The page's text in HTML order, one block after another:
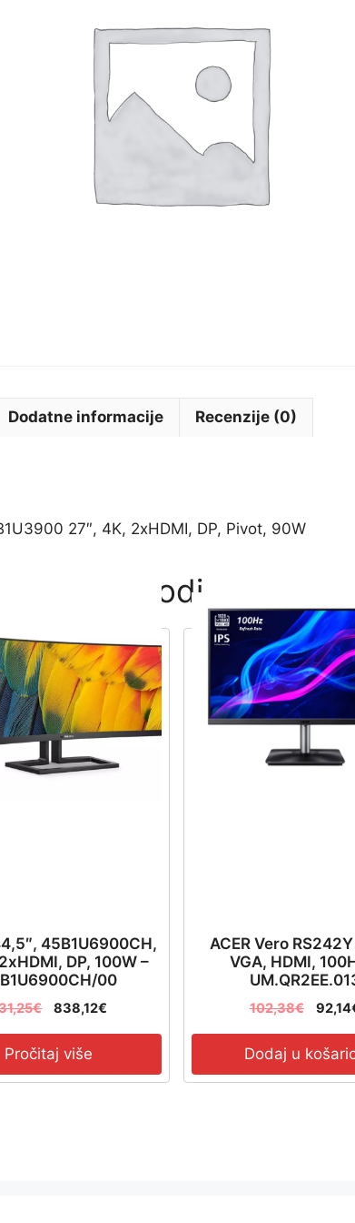
Dodatne informacije Recenzije (0)
27″, 4K, 2xHDMI, DP, Pivot, 90W
proizvodi
45B1U6900CH,
DP, 100W –
00
€ 838,12€
Pročitaj više
ACER Vero
VGA, HDMI,
102,38€ 92,14
Dodaj u